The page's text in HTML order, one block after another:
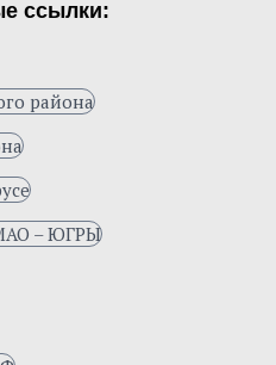
ссылки: